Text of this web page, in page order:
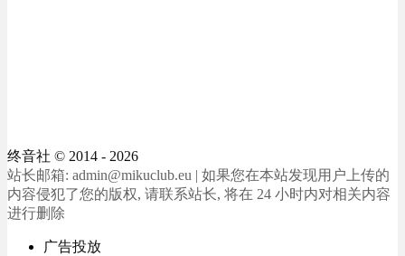
终音社 © 2014 - 2026
站长邮箱: admin@mikuclub.eu | 如果您在本站发现用户上传的
内容侵犯了您的版权, 请联系站长, 将在 24 小时内对相关内容
进行删除
广告投放